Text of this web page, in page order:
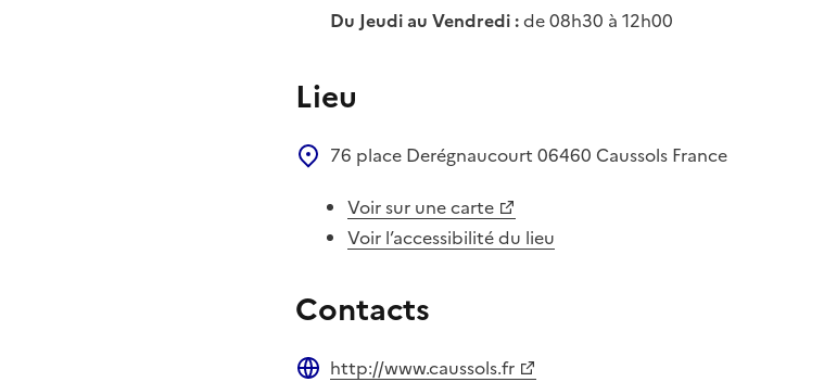
Du Jeudi au Vendredi :de 08h30 à 12h00
Lieu
76 place Derégnaucourt 06460 Caussols France
Voir sur une carte
Voir l’accessibilité du lieu
Contacts
http://www.caussols.fr